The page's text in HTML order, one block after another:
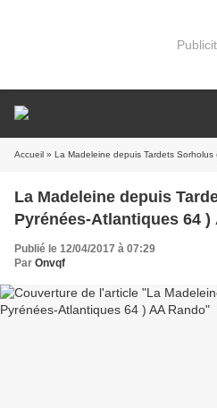
Accueil » La Madeleine depuis Tardets
La Madeleine depuis
Pyrénées-Atlantiques 64 )
Publié le 12/04/2017 à 07:29
Par Onvqf